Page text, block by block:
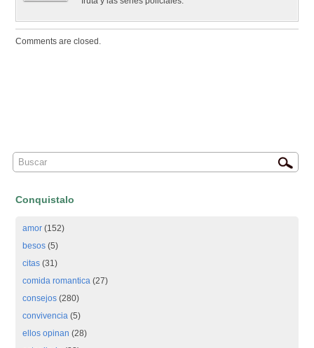
Comments are closed.
Conquistalo
amor (152)
besos (5)
citas (31)
comida romantica (27)
consejos (280)
convivencia (5)
ellos opinan (28)